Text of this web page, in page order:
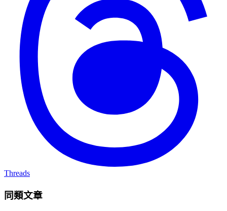
Threads
同類文章